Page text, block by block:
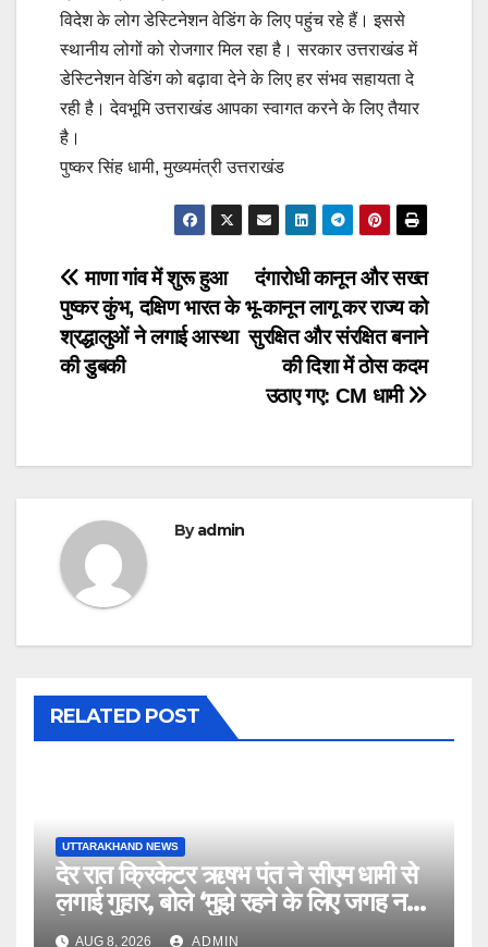
विदेश के लोग डेस्टिनेशन वेडिंग के लिए पहुंच रहे हैं। इससे
स्थानीय लोगों को रोजगार मिल रहा है। सरकार उत्तराखंड में
डेस्टिनेशन वेडिंग को बढ़ावा देने के लिए हर संभव सहायता दे
रही है। देवभूमि उत्तराखंड आपका स्वागत करने के लिए तैयार
है।
पुष्कर सिंह धामी, मुख्यमंत्री उत्तराखंड
Post
navigation
दंगारोधी कानून और सख्त
भू-कानून लागू कर राज्य को
सुरक्षित और संरक्षित बनाने
की दिशा में ठोस कदम
उठाए गए: CM धामी
माणा गांव में शुरू हुआ
पुष्कर कुंभ, दक्षिण भारत के
श्रद्धालुओं ने लगाई आस्था
की डुबकी
Byadmin
RELATED POST
UTTARAKHAND NEWS
देर रात क्रिकेटर ऋषभ पंत ने सीएम धामी से
लगाई गुहार, बोले ‘मुझे रहने के लिए जगह नहीं
मिल रही’
AUG 8, 2026 ADMIN